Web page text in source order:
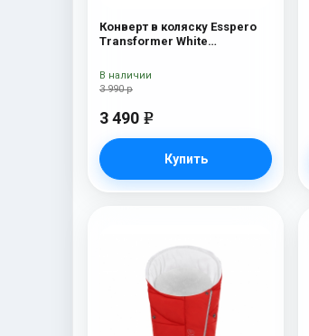
Конверт в коляску Esspero
Transformer White
Red
3 990 р
3 490 e
Купить
В наличии